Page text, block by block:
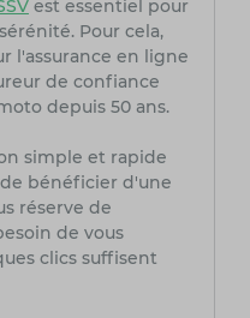
est essentiel pour
Pour cela,
l'assurance en ligne
de confiance
depuis 50 ans.
simple et rapide
bénéficier d'une
réserve de
de vous
clics suffisent